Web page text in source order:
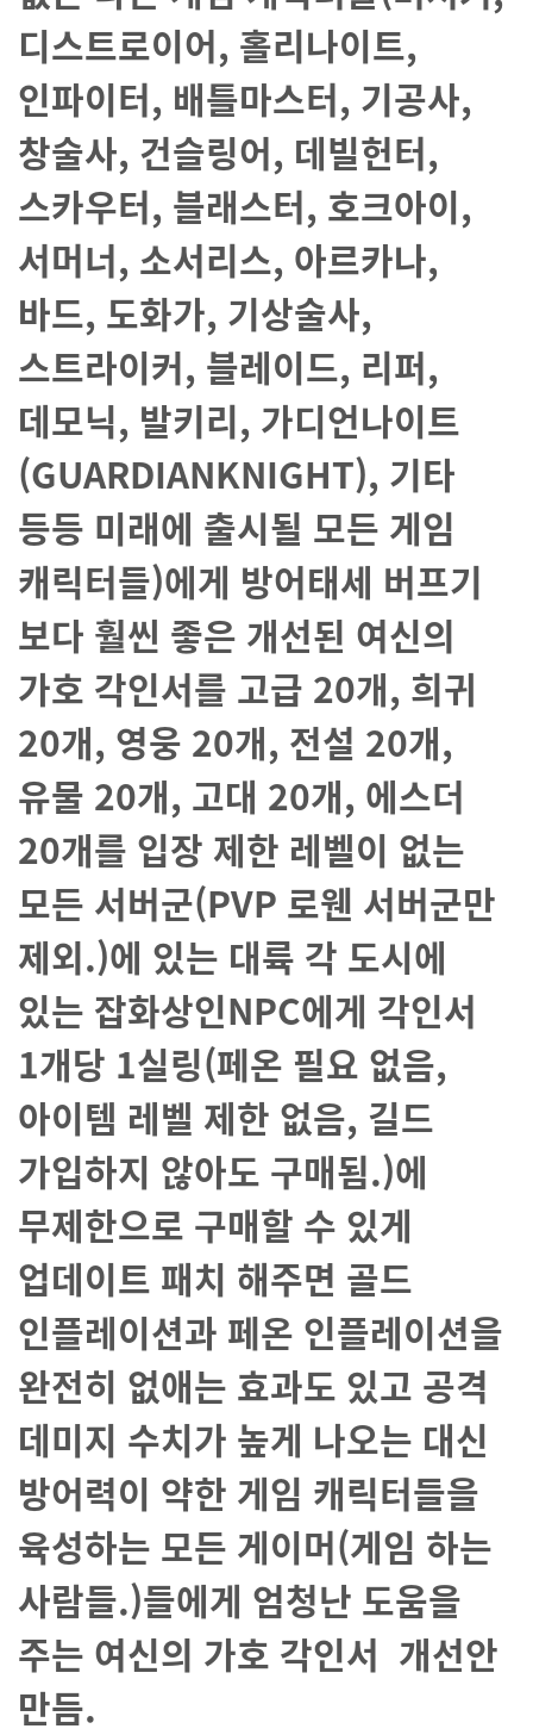
디스트로이어, 홀리나이트,
인파이터, 배틀마스터, 기공사,
창술사, 건슬링어, 데빌헌터,
스카우터, 블래스터, 호크아이,
서머너, 소서리스, 아르카나,
바드, 도화가, 기상술사,
스트라이커, 블레이드, 리퍼,
데모닉, 발키리, 가디언나이트
(GUARDIANKNIGHT), 기타
등등 미래에 출시될 모든 게임
캐릭터들)에게 방어태세 버프기
보다 훨씬 좋은 개선된 여신의
가호 각인서를 고급 20개, 희귀
20개, 영웅 20개, 전설 20개,
유물 20개, 고대 20개, 에스더
20개를 입장 제한 레벨이 없는
모든 서버군(PVP 로웬 서버군만
제외.)에 있는 대륙 각 도시에
있는 잡화상인NPC에게 각인서
1개당 1실링(페온 필요 없음,
아이템 레벨 제한 없음, 길드
가입하지 않아도 구매됨.)에
무제한으로 구매할 수 있게
업데이트 패치 해주면 골드
인플레이션과 페온 인플레이션을
완전히 없애는 효과도 있고 공격
데미지 수치가 높게 나오는 대신
방어력이 약한 게임 캐릭터들을
육성하는 모든 게이머(게임 하는
사람들.)들에게 엄청난 도움을
주는 여신의 가호 각인서 개선안
만듬.